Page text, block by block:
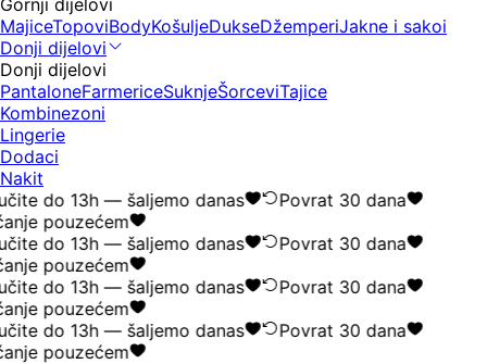
MajiceTopoviBodyKošuljeDukseDžemperiJakne i sakoi
Donji dijelovi
Donji dijelovi
PantaloneFarmericeSuknjeŠorceviTajice
Kombinezoni
Lingerie
Dodaci
Nakit
do 13h — šaljemo danas
Povrat 30 dana
pouzećem
do 13h — šaljemo danas
Povrat 30 dana
pouzećem
do 13h — šaljemo danas
Povrat 30 dana
pouzećem
do 13h — šaljemo danas
Povrat 30 dana
pouzećem